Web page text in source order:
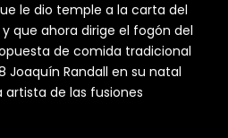
le dio temple a la carta del
que ahora dirige el fogón del
de comida tradicional
Joaquín Randall en su natal
de las fusiones